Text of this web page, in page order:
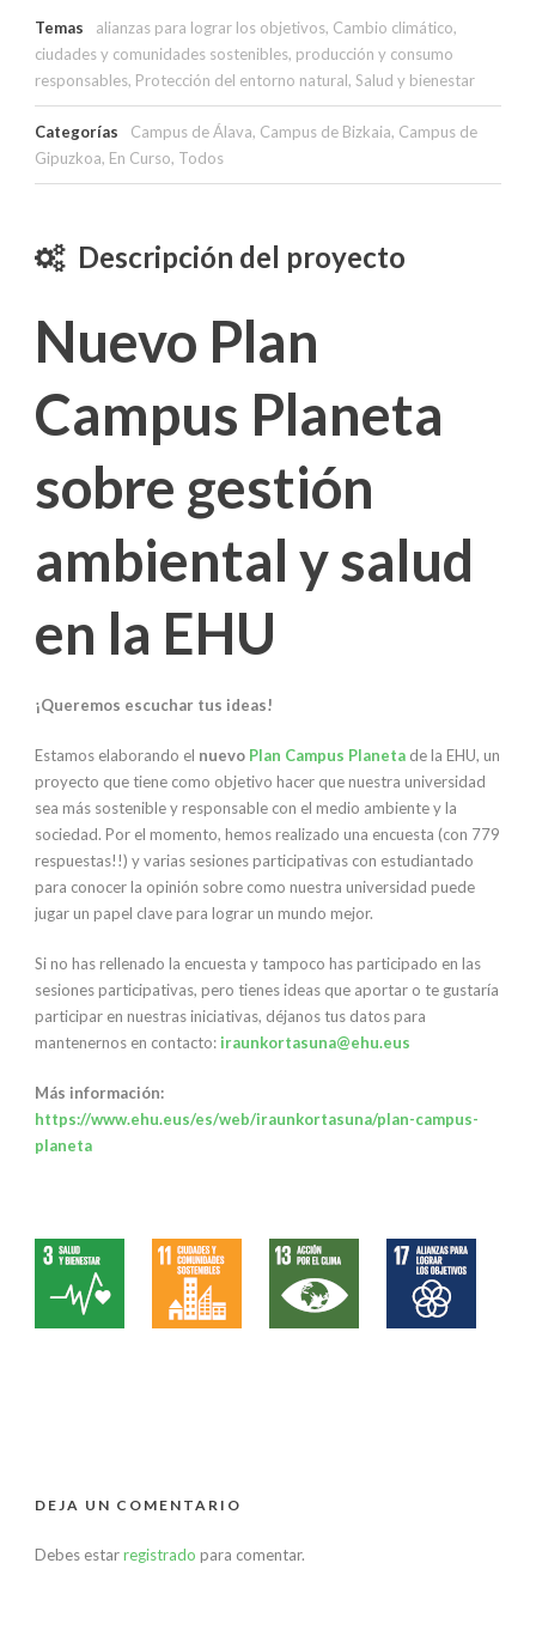
Temas alianzas para lograr los objetivos, Cambio climático,
ciudades y comunidades sostenibles, producción y consumo
responsables, Protección del entorno natural, Salud y bienestar
Categorías Campus de Álava, Campus de Bizkaia, Campus de
Gipuzkoa, En Curso, Todos
Descripción del proyecto
Nuevo Plan
Campus Planeta
sobre gestión
ambiental y salud
en la EHU
¡Queremos escuchar tus ideas!
Estamos elaborando el nuevo Plan Campus Planeta de la EHU, un
proyecto que tiene como objetivo hacer que nuestra universidad
sea más sostenible y responsable con el medio ambiente y la
sociedad. Por el momento, hemos realizado una encuesta (con 779
respuestas!!) y varias sesiones participativas con estudiantado
para conocer la opinión sobre como nuestra universidad puede
jugar un papel clave para lograr un mundo mejor.
Si no has rellenado la encuesta y tampoco has participado en las
sesiones participativas, pero tienes ideas que aportar o te gustaría
participar en nuestras iniciativas, déjanos tus datos para
mantenernos en contacto: iraunkortasuna@ehu.eus
Más información:
https://www.ehu.eus/es/web/iraunkortasuna/plan-campus-
planeta
DEJA UN COMENTARIO
Debes estarregistrado para comentar.